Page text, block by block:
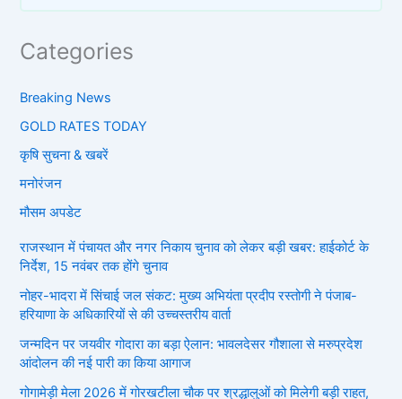
Categories
Breaking News
GOLD RATES TODAY
कृषि सुचना & खबरें
मनोरंजन
मौसम अपडेट
राजस्थान में पंचायत और नगर निकाय चुनाव को लेकर बड़ी खबर: हाईकोर्ट के
निर्देश, 15 नवंबर तक होंगे चुनाव
नोहर-भादरा में सिंचाई जल संकट: मुख्य अभियंता प्रदीप रस्तोगी ने पंजाब-
हरियाणा के अधिकारियों से की उच्चस्तरीय वार्ता
जन्मदिन पर जयवीर गोदारा का बड़ा ऐलान: भावलदेसर गौशाला से मरुप्रदेश
आंदोलन की नई पारी का किया आगाज
गोगामेड़ी मेला 2026 में गोरखटीला चौक पर श्रद्धालुओं को मिलेगी बड़ी राहत,